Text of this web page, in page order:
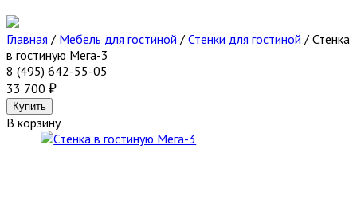
Главная / Мебель для гостиной / Стенки для гостиной / Стенка
в гостиную Мега-3
8 (495) 642-55-05
33 700
В корзину